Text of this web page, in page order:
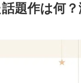
題作は何